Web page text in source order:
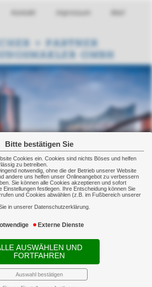
Bitte bestätigen Sie
Cookies ein. Cookies sind nichts Böses und helfen
zu betreiben.
notwendig, ohne die der Betrieb unserer Website
andere uns helfen unser Onlineangebot zu verbessern
Sie können alle Cookies akzeptieren und sofort
Einstellungen festlegen. Ihre Entscheidung können Sie
und Cookies abwählen (z.B. im Fußbereich unserer
in unserer Datenschutzerklärung.
Externe Dienste
AUSWÄHLEN UND
FORTFAHREN
Auswahl bestätigen
Kontakt Impressum Mail
Richtlinie
06/2026 (vm)
+ Partner Versicherungsmakler GmbH
9